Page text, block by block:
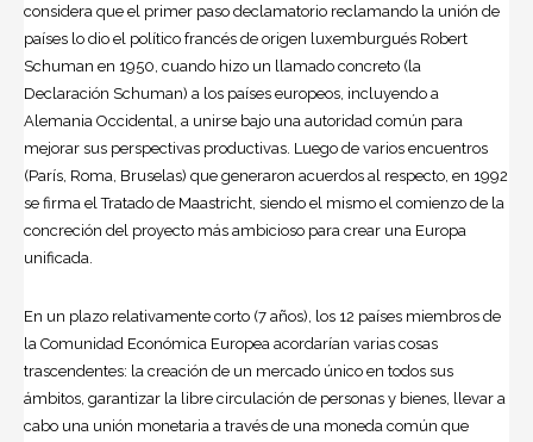
considera que el primer paso declamatorio reclamando la unión de
países lo dio el político francés de origen luxemburgués Robert
Schuman en 1950, cuando hizo un llamado concreto (la
Declaración Schuman) a los países europeos, incluyendo a
Alemania Occidental, a unirse bajo una autoridad común para
mejorar sus perspectivas productivas. Luego de varios encuentros
(París, Roma, Bruselas) que generaron acuerdos al respecto, en 1992
se firma el Tratado de Maastricht, siendo el mismo el comienzo de la
concreción del proyecto más ambicioso para crear una Europa
unificada.
En un plazo relativamente corto (7 años), los 12 países miembros de
la Comunidad Económica Europea acordarían varias cosas
trascendentes: la creación de un mercado único en todos sus
ámbitos, garantizar la libre circulación de personas y bienes, llevar a
cabo una unión monetaria a través de una moneda común que